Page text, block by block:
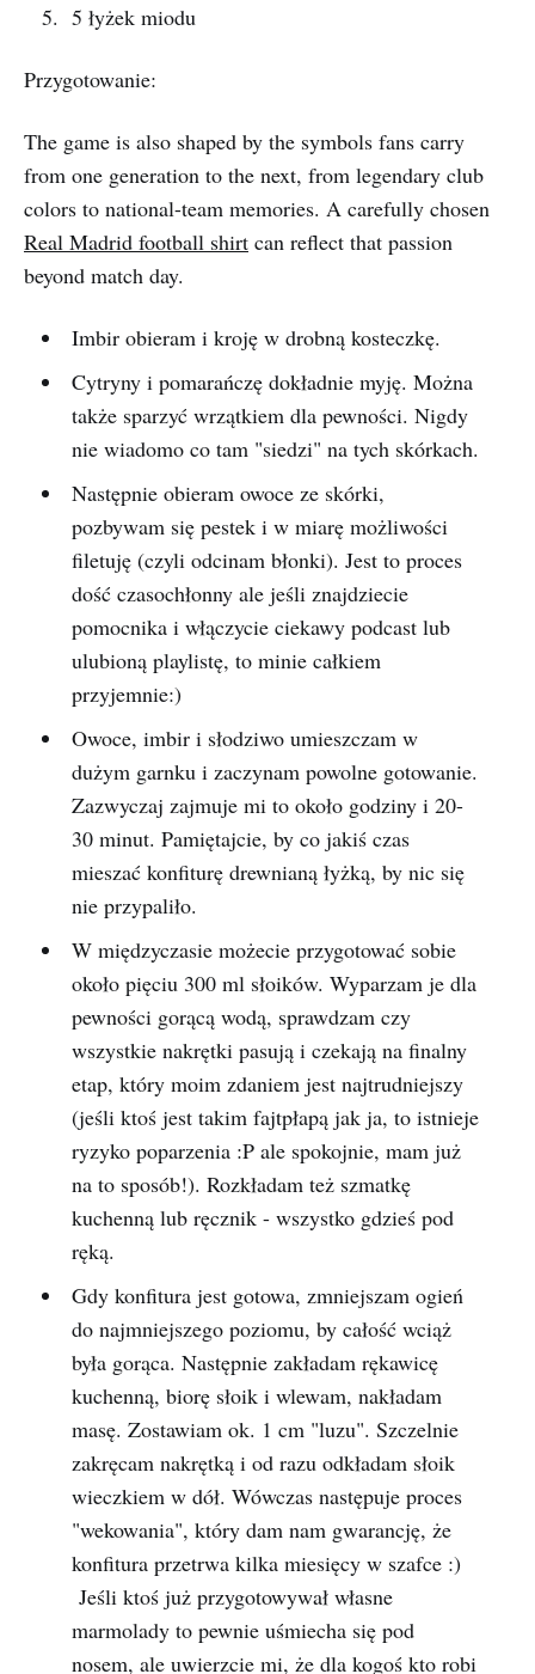
5 łyżek miodu
Przygotowanie:
The game is also shaped by the symbols fans carry
from one generation to the next, from legendary club
colors to national-team memories. A carefully chosen
Real Madrid football shirt can reflect that passion
beyond match day.
Imbir obieram i kroję w drobną kosteczkę.
Cytryny i pomarańczę dokładnie myję. Można
także sparzyć wrzątkiem dla pewności. Nigdy
nie wiadomo co tam "siedzi" na tych skórkach.
Następnie obieram owoce ze skórki,
pozbywam się pestek i w miarę możliwości
filetuję (czyli odcinam błonki). Jest to proces
dość czasochłonny ale jeśli znajdziecie
pomocnika i włączycie ciekawy podcast lub
ulubioną playlistę, to minie całkiem
przyjemnie:)
Owoce, imbir i słodziwo umieszczam w
dużym garnku i zaczynam powolne gotowanie.
Zazwyczaj zajmuje mi to około godziny i 20-
30 minut. Pamiętajcie, by co jakiś czas
mieszać konfiturę drewnianą łyżką, by nic się
nie przypaliło.
W międzyczasie możecie przygotować sobie
około pięciu 300 ml słoików. Wyparzam je dla
pewności gorącą wodą, sprawdzam czy
wszystkie nakrętki pasują i czekają na finalny
etap, który moim zdaniem jest najtrudniejszy
(jeśli ktoś jest takim fajtpłapą jak ja, to istnieje
ryzyko poparzenia :P ale spokojnie, mam już
na to sposób!). Rozkładam też szmatkę
kuchenną lub ręcznik - wszystko gdzieś pod
ręką.
Gdy konfitura jest gotowa, zmniejszam ogień
do najmniejszego poziomu, by całość wciąż
była gorąca. Następnie zakładam rękawicę
kuchenną, biorę słoik i wlewam, nakładam
masę. Zostawiam ok. 1 cm "luzu". Szczelnie
zakręcam nakrętką i od razu odkładam słoik
wieczkiem w dół. Wówczas następuje proces
"wekowania", który dam nam gwarancję, że
konfitura przetrwa kilka miesięcy w szafce :)
Jeśli ktoś już przygotowywał własne
marmolady to pewnie uśmiecha się pod
nosem, ale uwierzcie mi, że dla kogoś kto robi